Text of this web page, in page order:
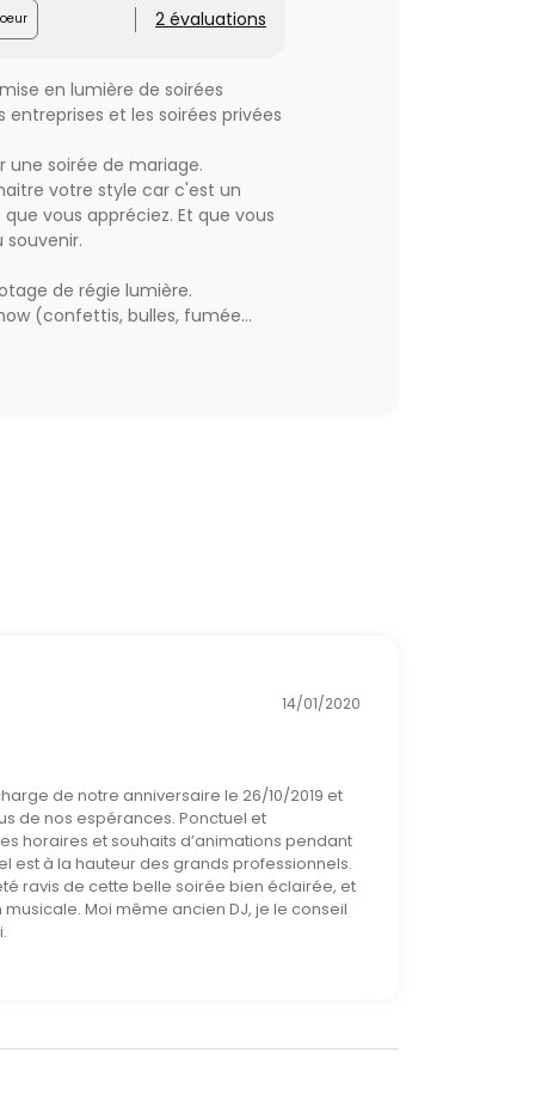
2 évaluations
en lumière de soirées
et les soirées privées
une soirée de mariage.
votre style car c'est un
vous appréciez. Et que vous
souvenir.
de régie lumière.
(confettis, bulles, fumée
BOX (publiez en live sur
de la soirée et au style de
14/01/2020
de notre anniversaire le 26/10/2019 et
de nos espérances. Ponctuel et
horaires et souhaits d’animations pendant
est à la hauteur des grands professionnels.
ravis de cette belle soirée bien éclairée, et
Moi même ancien DJ, je le conseil